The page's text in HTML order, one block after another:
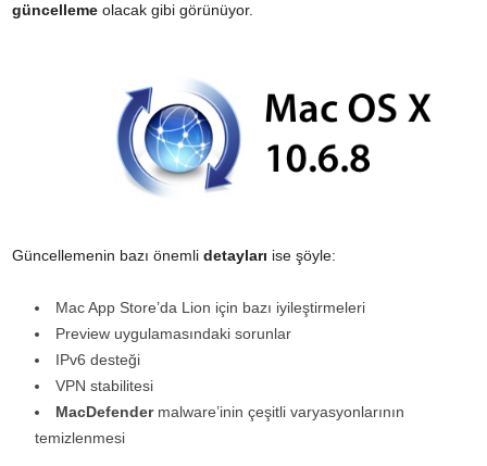
güncelleme olacak gibi görünüyor.
Güncellemenin bazı önemli detayları ise şöyle:
Mac App Store’da Lion için bazı iyileştirmeleri
Preview uygulamasındaki sorunlar
IPv6 desteği
VPN stabilitesi
MacDefendermalware’inin çeşitli varyasyonlarının
temizlenmesi